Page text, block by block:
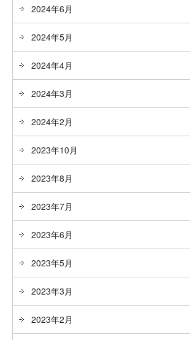
2024年6月
2024年5月
2024年4月
2024年3月
2024年2月
2023年10月
2023年8月
2023年7月
2023年6月
2023年5月
2023年3月
2023年2月